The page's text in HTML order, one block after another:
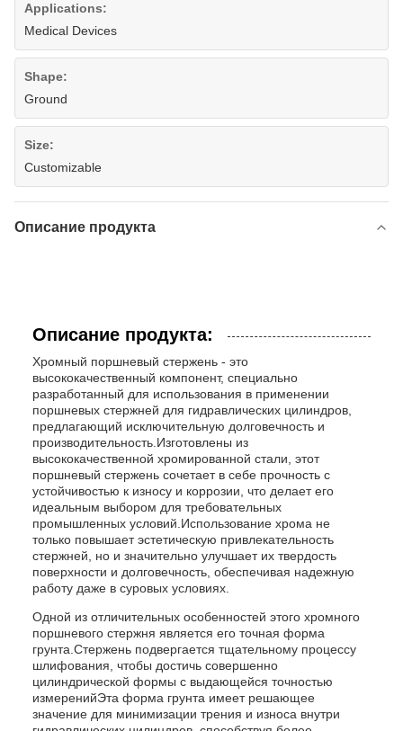
Applications:
Medical Devices
Shape:
Ground
Size:
Customizable
Описание продукта
Описание продукта:
Хромный поршневый стержень - это
высококачественный компонент, специально
разработанный для использования в применении
поршневых стержней для гидравлических цилиндров,
предлагающий исключительную долговечность и
производительность.Изготовлены из
высококачественной хромированной стали, этот
поршневый стержень сочетает в себе прочность с
устойчивостью к износу и коррозии, что делает его
идеальным выбором для требовательных
промышленных условий.Использование хрома не
только повышает эстетическую привлекательность
стержней, но и значительно улучшает их твердость
поверхности и долговечность, обеспечивая надежную
работу даже в суровых условиях.
Одной из отличительных особенностей этого хромного
поршневого стержня является его точная форма
грунта.Стержень подвергается тщательному процессу
шлифования, чтобы достичь совершенно
цилиндрической формы с выдающейся точностью
измеренийЭта форма грунта имеет решающее
значение для минимизации трения и износа внутри